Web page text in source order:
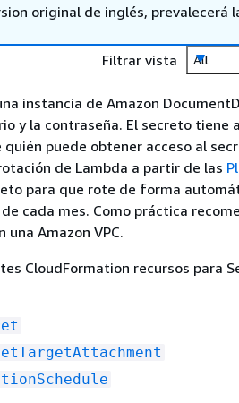
original de inglés, prevalecerá
Filtrar vista
All
instancia de Amazon
y la contraseña. El secreto tiene
puede obtener acceso al
de Lambda a partir de las
para que rote de forma
cada mes. Como práctica
Amazon VPC.
CloudFormation recursos para